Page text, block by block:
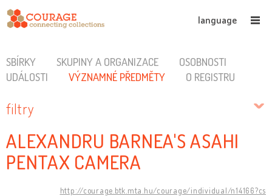
language
SBÍRKY SKUPINY A ORGANIZACE
OSOBNOSTI
UDÁLOSTI
VÝZNAMNÉ PŘEDMĚTY O REGISTRU
filtry
ALEXANDRU BARNEA'S ASAHI
PENTAX CAMERA
http://courage.btk.mta.hu/courage/individual/n14166?cs